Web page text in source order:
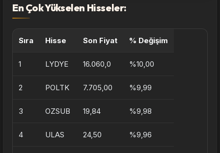
En Çok Yükselen Hisseler:
Sıra Hisse Son Fiyat % Değişim
1 LYDYE 16.060,0 %10,00
2 POLTK 7.705,00 %9,99
3 OZSUB 19,84 %9,98
4 ULAS 24,50 %9,96